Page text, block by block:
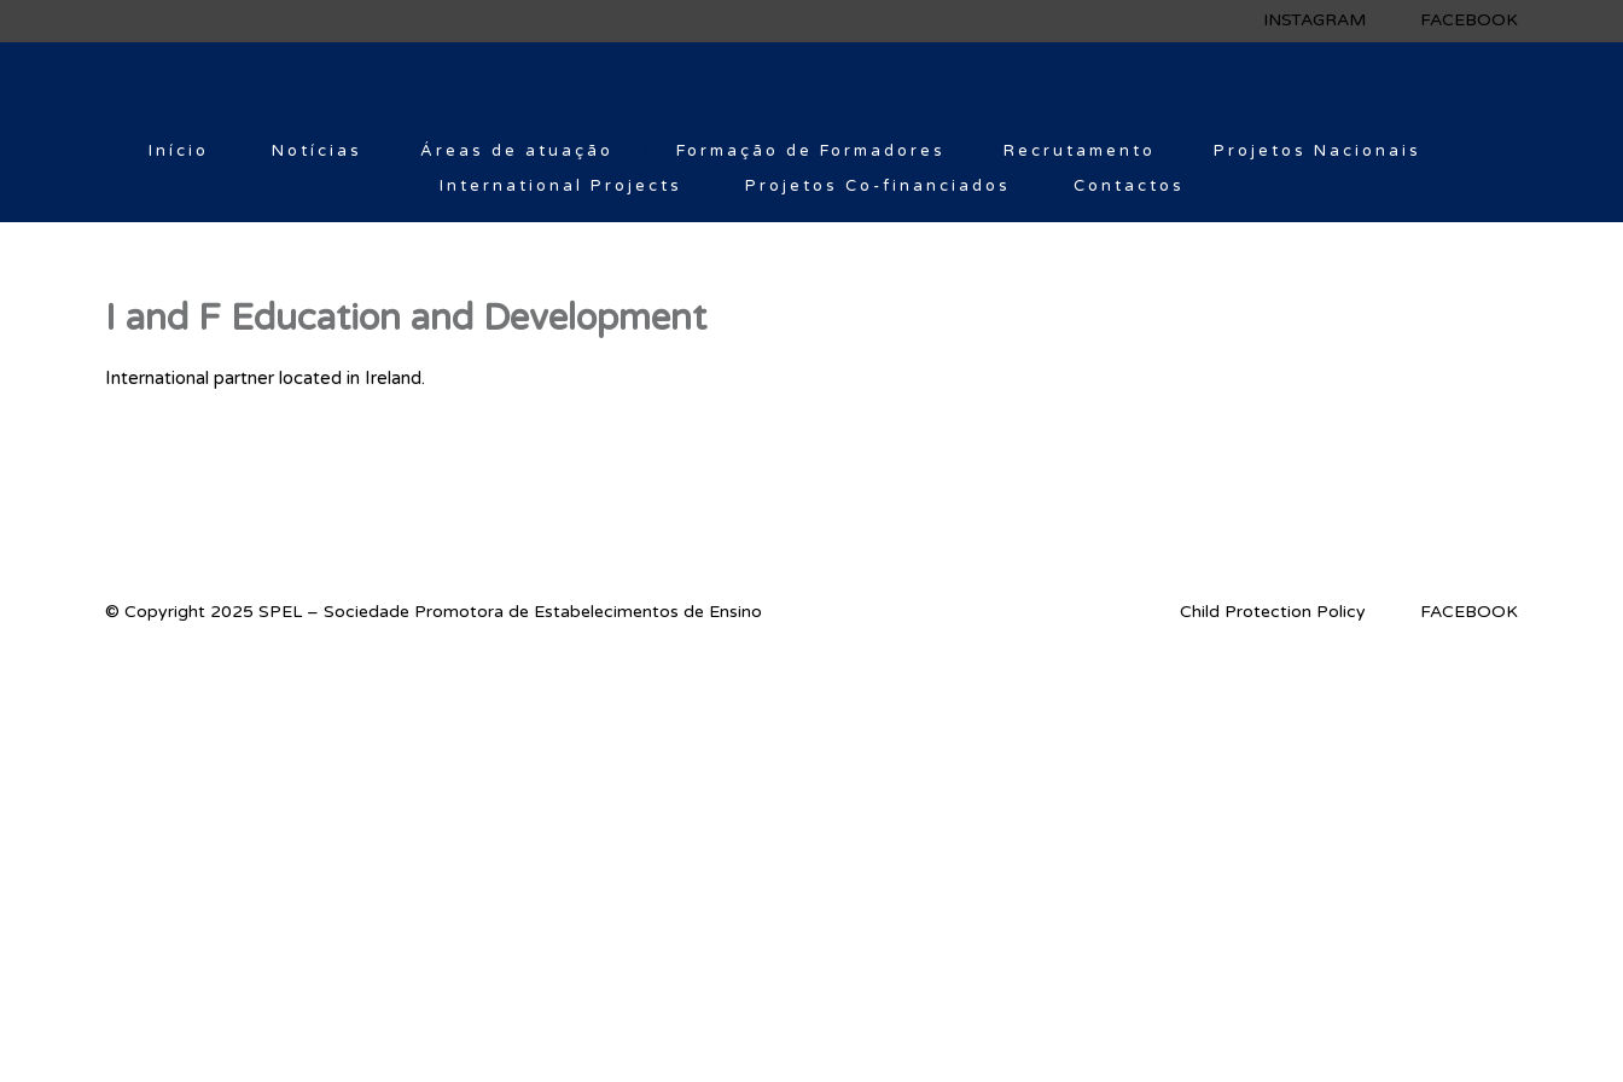
FACEBOOK
INSTAGRAM
Início Notícias Áreas de atuação Formação de Formadores Recrutamento
Projetos Nacionais
International Projects
Projetos Co-financiados Contactos
I and F Education and Development
International partner located in Ireland.
© Copyright 2025 SPEL – Sociedade Promotora de Estabelecimentos de Ensino FACEBOOK
Child Protection Policy